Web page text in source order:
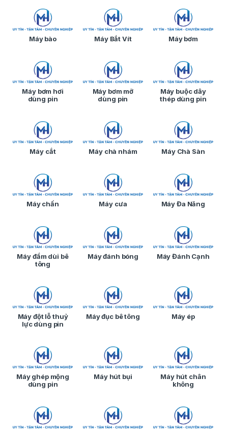
Máy bào Máy Bắt Vít Máy bơm
Máy bơm hơi
dùng pin
Máy bơm mỡ
dùng pin
Máy buộc dây
thép dùng pin
Máy cắt Máy chà nhám Máy Chà Sàn
Máy chấn Máy cưa Máy Đa Năng
Máy đầm dùi bê
tông
Máy đánh bóng Máy Đánh Cạnh
Máy đột lỗ thuỷ
lực dùng pin
Máy đục bê tông Máy ép
Máy ghép mộng
dùng pin
Máy hút bụi
Máy hút chân
không